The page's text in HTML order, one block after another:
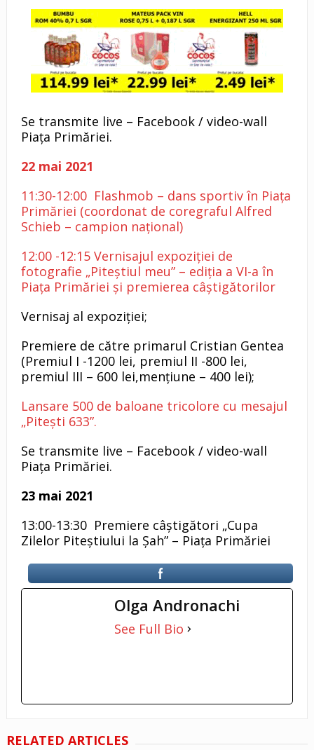
Se transmite live – Facebook / video-wall
Piața Primăriei.
22 mai 2021
11:30-12:00 Flashmob – dans sportiv în Piața
Primăriei (coordonat de coregraful Alfred
Schieb – campion național)
12:00 -12:15 Vernisajul expoziției de
fotografie „Piteștiul meu” – ediția a VI-a în
Piața Primăriei și premierea câștigătorilor
Vernisaj al expoziției;
Premiere de către primarul Cristian Gentea
(Premiul I -1200 lei, premiul II -800 lei,
premiul III – 600 lei,mențiune – 400 lei);
Lansare 500 de baloane tricolore cu mesajul
„Pitești 633”.
Se transmite live – Facebook / video-wall
Piața Primăriei.
23 mai 2021
13:00-13:30 Premiere câștigători „Cupa
Zilelor Piteștiului la Șah” – Piața Primăriei
Olga Andronachi
See Full Bio
RELATED ARTICLES